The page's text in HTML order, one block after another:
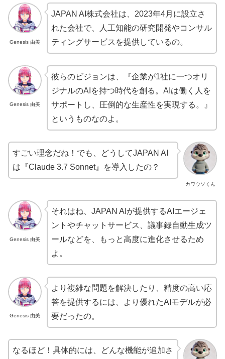
Genesis 由美
JAPAN AI株式会社は、2023年4月に設立さ
れた会社で、人工知能の研究開発やコンサル
ティングサービスを提供しているの。
Genesis 由美
彼らのビジョンは、『企業が1社に一つオリ
ジナルのAIを持つ時代を創る。AIは働く人を
サポートし、圧倒的な生産性を実現する。』
というものなのよ。
カワウソくん
すごい理念だね！でも、どうしてJAPAN AI
は『Claude 3.7 Sonnet』を導入したの？
Genesis 由美
それはね、JAPAN AIが提供するAIエージェ
ントやチャットサービス、議事録自動生成ツ
ールなどを、もっと高度に進化させるため
よ。
Genesis 由美
より複雑な問題を解決したり、精度の高い応
答を提供するには、より優れたAIモデルが必
要だったの。
なるほど！具体的には、どんな機能が追加さ